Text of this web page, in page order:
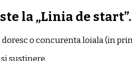
la „Linia de start”.
o concurenta loiala (in
sustinere.